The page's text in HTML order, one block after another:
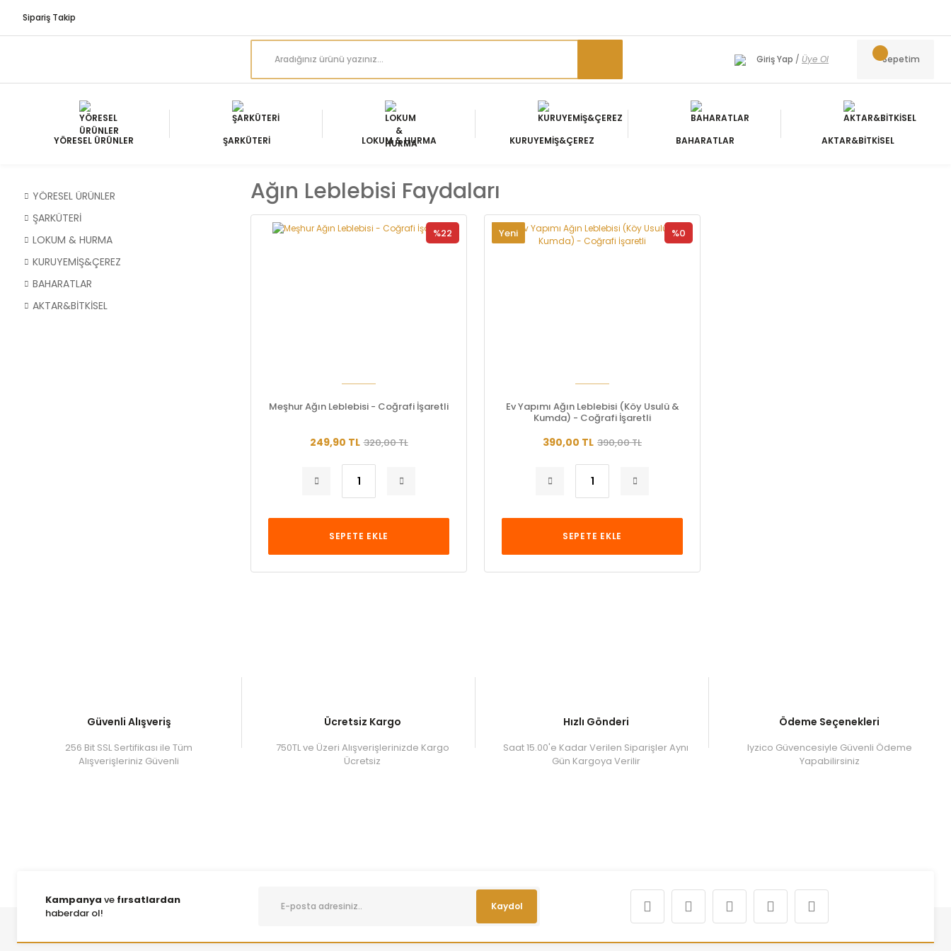
Sipariş Takip
Giriş Yap / Üye Ol Sepetim
YÖRESEL ÜRÜNLER ŞARKÜTERİ LOKUM & HURMA KURUYEMİŞ&ÇEREZ BAHARATLAR AKTAR&BİTKİSEL
YÖRESEL ÜRÜNLER
ŞARKÜTERİ
LOKUM & HURMA
KURUYEMİŞ&ÇEREZ
BAHARATLAR
AKTAR&BİTKİSEL
Ağın Leblebisi Faydaları
%22
Meşhur Ağın Leblebisi - Coğrafi İşaretli
249,90 TL 320,00 TL
SEPETE EKLE
%0
Yeni
Ev Yapımı Ağın Leblebisi (Köy Usulü &
Kumda) - Coğrafi İşaretli
390,00 TL 390,00 TL
SEPETE EKLE
Güvenli Alışveriş
256 Bit SSL Sertifikası ile Tüm
Alışverişleriniz Güvenli
Ücretsiz Kargo
750TL ve Üzeri Alışverişlerinizde Kargo
Ücretsiz
Hızlı Gönderi
Saat 15.00'e Kadar Verilen Siparişler Aynı
Gün Kargoya Verilir
Ödeme Seçenekleri
Iyzico Güvencesiyle Güvenli Ödeme
Yapabilirsiniz
Kampanya ve fırsatlardan
haberdar ol!
Kaydol